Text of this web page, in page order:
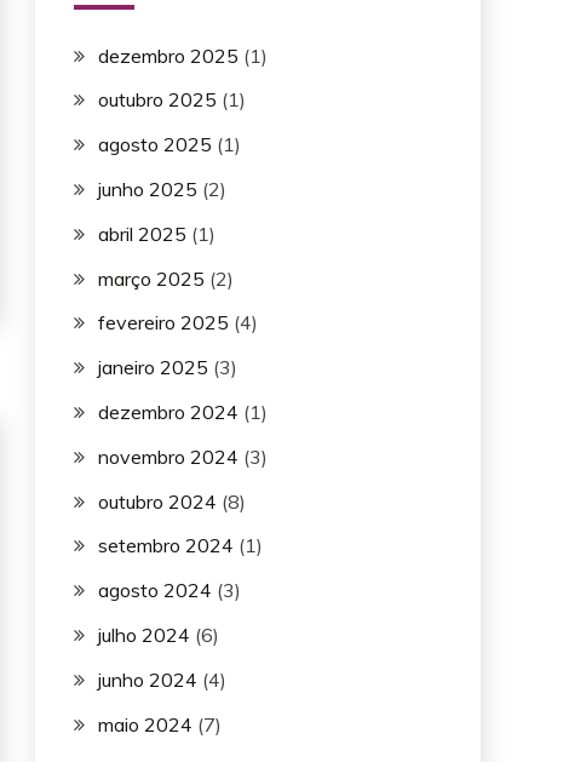
dezembro 2025 (1)
outubro 2025 (1)
agosto 2025 (1)
junho 2025 (2)
abril 2025 (1)
março 2025 (2)
fevereiro 2025 (4)
janeiro 2025 (3)
dezembro 2024 (1)
novembro 2024 (3)
outubro 2024 (8)
setembro 2024 (1)
agosto 2024 (3)
julho 2024 (6)
junho 2024 (4)
maio 2024 (7)